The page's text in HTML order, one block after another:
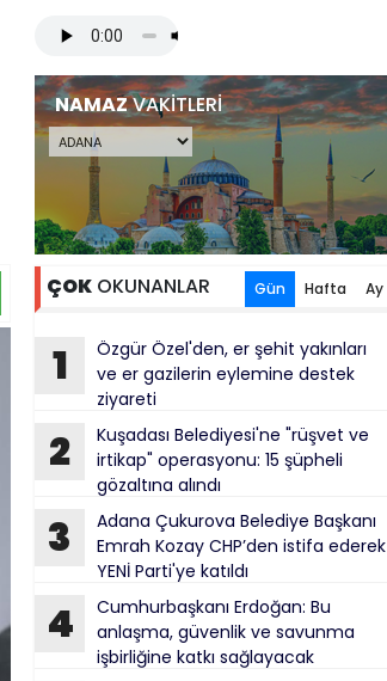
NAMAZVAKİTLERİ
ÇOK OKUNANLAR Gün Hafta Ay
1
Özgür Özel'den, er şehit yakınları
ve er gazilerin eylemine destek
ziyareti
2
Kuşadası Belediyesi'ne "rüşvet ve
irtikap" operasyonu: 15 şüpheli
gözaltına alındı
3
Adana Çukurova Belediye Başkanı
Emrah Kozay CHP’den istifa ederek
YENİ Parti'ye katıldı
4
Cumhurbaşkanı Erdoğan: Bu
anlaşma, güvenlik ve savunma
işbirliğine katkı sağlayacak